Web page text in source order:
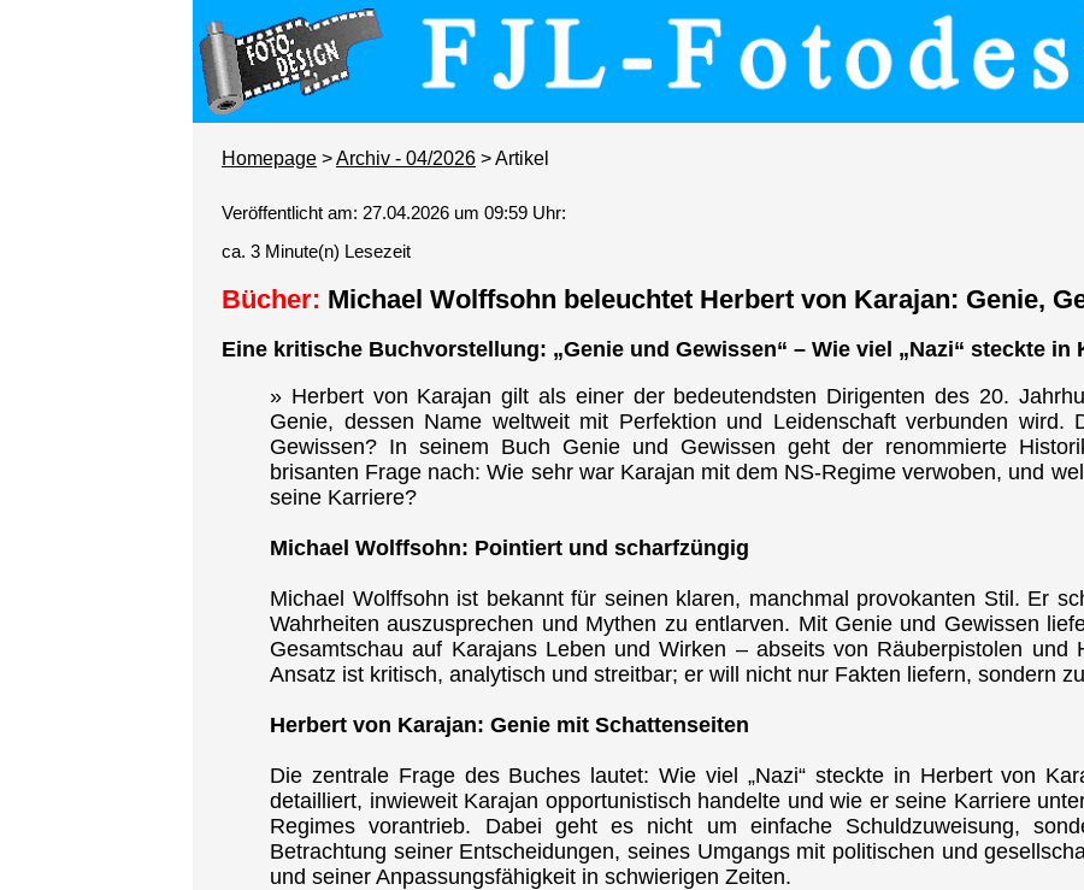
Homepage >Archiv - 04/2026 > Artikel
Veröffentlicht am: 27.04.2026 um 09:59 Uhr:
ca. 3 Minute(n) Lesezeit
Bücher: Michael Wolffsohn beleuchtet Herbert von Karajan: Genie,
Eine kritische Buchvorstellung: „Genie und Gewissen“ – Wie viel „Nazi“ steckte in
» Herbert von Karajan gilt als einer der bedeutendsten Dirigenten des 20.
Genie, dessen Name weltweit mit Perfektion und Leidenschaft verbunden wird.
Gewissen? In seinem Buch Genie und Gewissen geht der renommierte
brisanten Frage nach: Wie sehr war Karajan mit dem NS-Regime verwoben, und
seine Karriere?
Michael Wolffsohn: Pointiert und scharfzüngig
Michael Wolffsohn ist bekannt für seinen klaren, manchmal provokanten Stil. Er
Wahrheiten auszusprechen und Mythen zu entlarven. Mit Genie und Gewissen
Gesamtschau auf Karajans Leben und Wirken – abseits von Räuberpistolen und
Ansatz ist kritisch, analytisch und streitbar; er will nicht nur Fakten liefern, sondern
Herbert von Karajan: Genie mit Schattenseiten
Die zentrale Frage des Buches lautet: Wie viel „Nazi“ steckte in Herbert von
detailliert, inwieweit Karajan opportunistisch handelte und wie er seine Karriere
Regimes vorantrieb. Dabei geht es nicht um einfache Schuldzuweisung,
Betrachtung seiner Entscheidungen, seines Umgangs mit politischen und
und seiner Anpassungsfähigkeit in schwierigen Zeiten.